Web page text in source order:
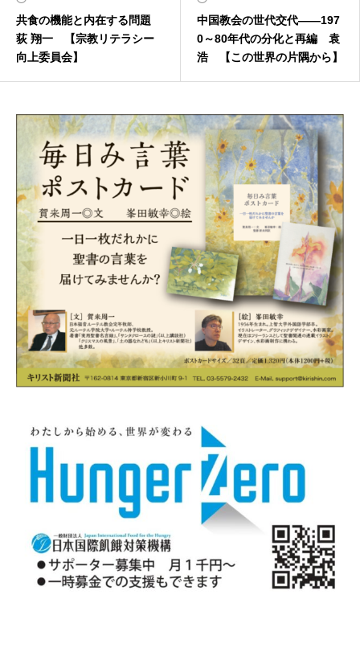
共食の機能と内在する問題
荻 翔一 【宗教リテラシー
向上委員会】
中国教会の世代交代――197
0～80年代の分化と再編 袁
浩 【この世界の片隅から】